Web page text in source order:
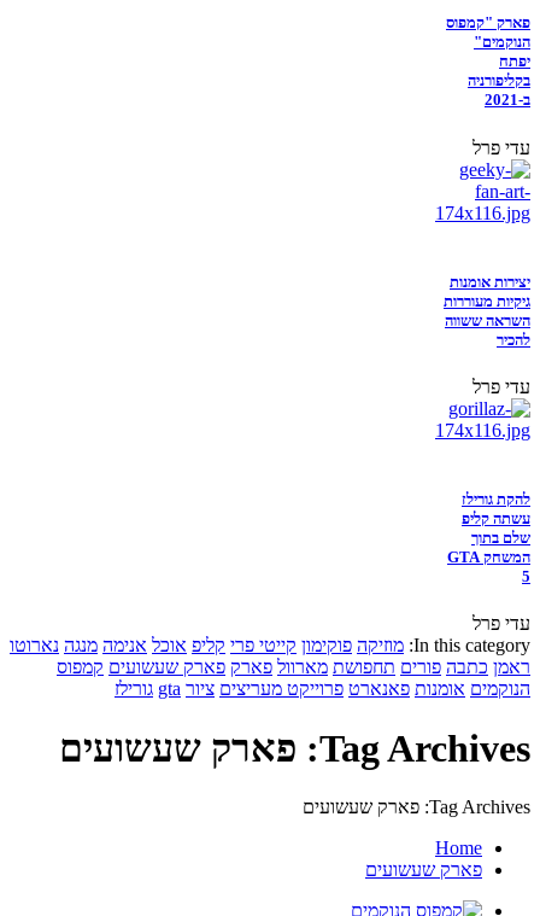
פארק "קמפוס
הנוקמים"
יפתח
בקליפורניה
ב-2021
עדי פרל
יצירות אומנות
גיקיות מעוררות
השראה ששווה
להכיר
עדי פרל
להקת גורילז
עשתה קליפ
שלם בתוך
המשחק GTA
5
עדי פרל
In this category: מוזיקה פוקימון קייטי פרי קליפ אוכל אנימה מנגה נארוטו
ראמן כתבה פורים תחפושת מארוול פארק פארק שעשועים קמפוס
הנוקמים אומנות פאנארט פרוייקט מעריצים ציור gta גורילז
Tag Archives: פארק שעשועים
Tag Archives: פארק שעשועים
Home
פארק שעשועים